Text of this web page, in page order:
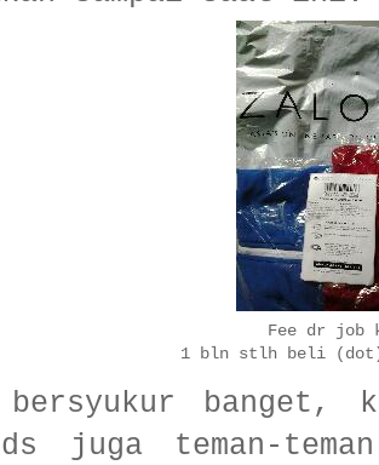
Fee dr job
1 bln stlh beli
bersyukur banget,
juga teman-